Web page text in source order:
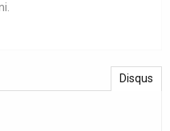
Disqus